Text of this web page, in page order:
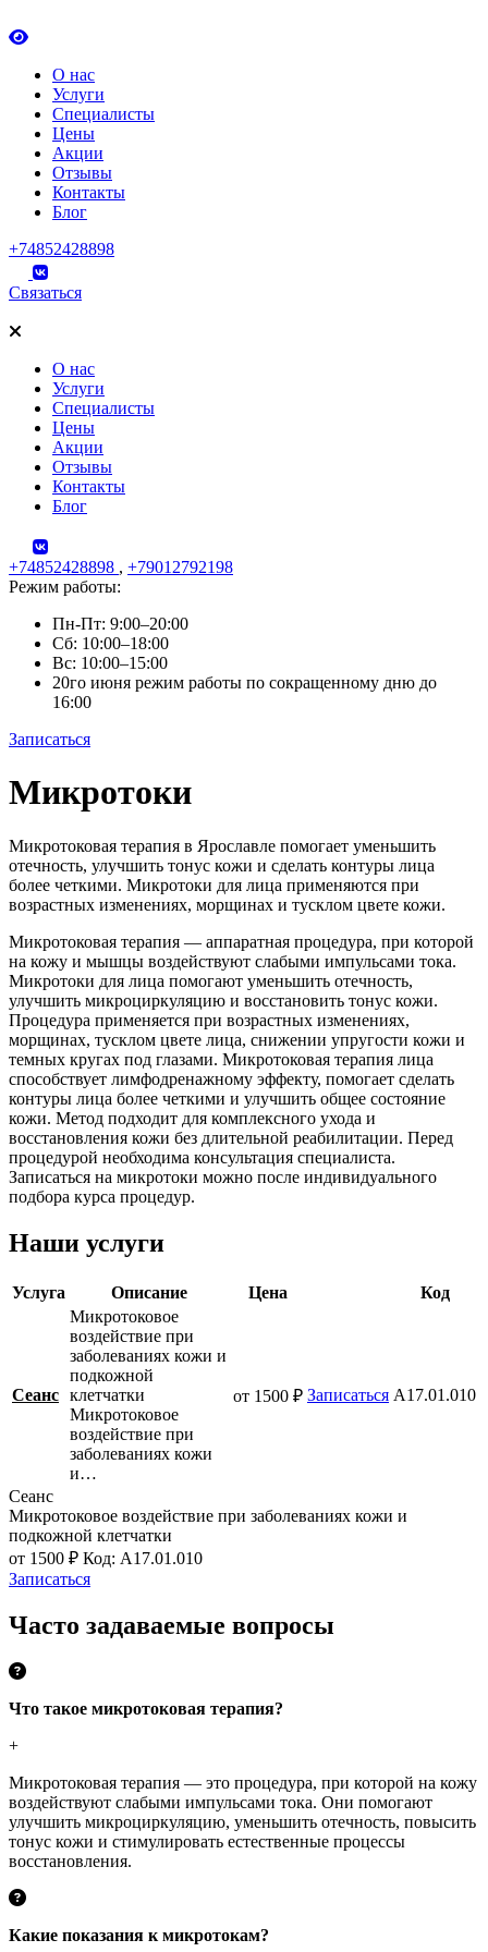
О нас
Услуги
Специалисты
Цены
Акции
Отзывы
Контакты
Блог
+74852428898
Связаться
О нас
Услуги
Специалисты
Цены
Акции
Отзывы
Контакты
Блог
+74852428898 , +79012792198
Режим работы:
Пн-Пт: 9:00–20:00
Сб: 10:00–18:00
Вс: 10:00–15:00
20го июня режим работы по сокращенному дню до
16:00
Записаться
Skip
to
Микротоки
Микротоковая терапия в Ярославле помогает уменьшить
отечность, улучшить тонус кожи и сделать контуры лица
более четкими. Микротоки для лица применяются при
возрастных изменениях, морщинах и тусклом цвете кожи.
Микротоковая терапия — аппаратная процедура, при которой
на кожу и мышцы воздействуют слабыми импульсами тока.
Микротоки для лица помогают уменьшить отечность,
улучшить микроциркуляцию и восстановить тонус кожи.
Процедура применяется при возрастных изменениях,
морщинах, тусклом цвете лица, снижении упругости кожи и
темных кругах под глазами. Микротоковая терапия лица
способствует лимфодренажному эффекту, помогает сделать
контуры лица более четкими и улучшить общее состояние
кожи. Метод подходит для комплексного ухода и
восстановления кожи без длительной реабилитации. Перед
процедурой необходима консультация специалиста.
Записаться на микротоки можно после индивидуального
подбора курса процедур.
Наши услуги
Услуга Описание Цена Код
Сеанс
Микротоковое
воздействие при
заболеваниях кожи и
подкожной
клетчатки
Микротоковое
воздействие при
заболеваниях кожи
и…
от 1500 ₽ Записаться A17.01.010
Сеанс
Микротоковое воздействие при заболеваниях кожи и
подкожной клетчатки
от 1500 ₽ Код: A17.01.010
Записаться
Часто задаваемые вопросы
Что такое микротоковая терапия?
+
Микротоковая терапия — это процедура, при которой на кожу
воздействуют слабыми импульсами тока. Они помогают
улучшить микроциркуляцию, уменьшить отечность, повысить
тонус кожи и стимулировать естественные процессы
восстановления.
Какие показания к микротокам?